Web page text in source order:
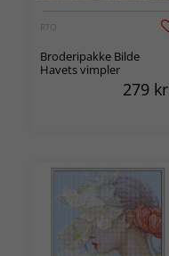
RTO
Broderipakke Bilde
Havets vimpler
279 kr